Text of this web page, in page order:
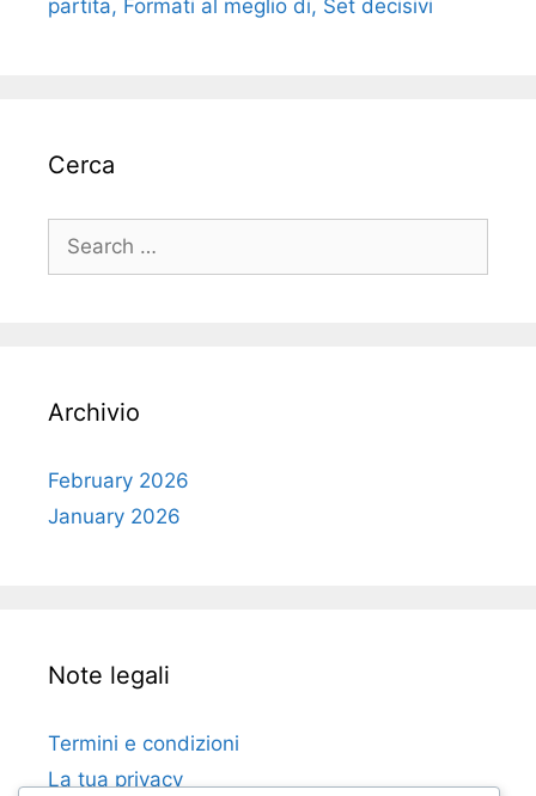
partita, Formati al meglio di, Set decisivi
Cerca
Search
for:
Archivio
February 2026
January 2026
Note legali
Termini e condizioni
La tua privacy